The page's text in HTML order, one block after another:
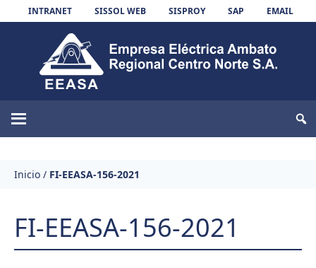
Skip to content
INTRANET SISSOL WEB SISPROY SAP EMAIL
EEASA
Inicio / FI-EEASA-156-2021
FI-EEASA-156-2021